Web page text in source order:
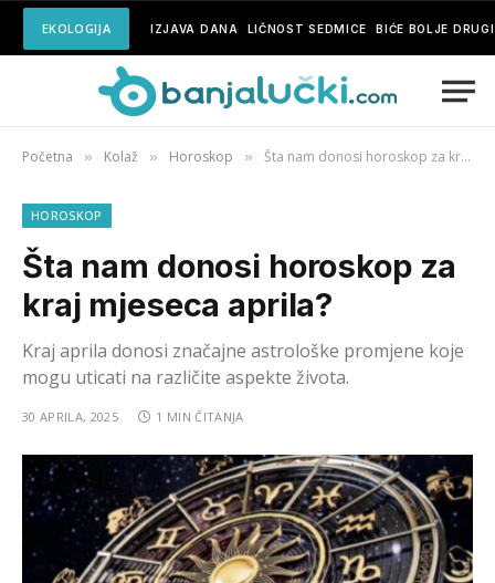
EKOLOGIJA IZJAVA DANA LIČNOST SEDMICE BIĆE BOLJE
Početna » Kolaž » Horoskop » Šta nam donosi horoskop za kraj mjeseca aprila?
HOROSKOP
Šta nam donosi horoskop za
kraj mjeseca aprila?
Kraj aprila donosi značajne astrološke promjene koje
mogu uticati na različite aspekte života.
30 APRILA, 2025 1 MIN ČITANJA